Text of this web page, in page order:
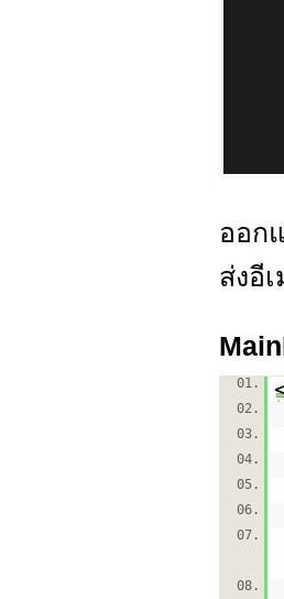
ออก
ส่งอี
01.
02.
03.
04.
05.
06.
07.
08.